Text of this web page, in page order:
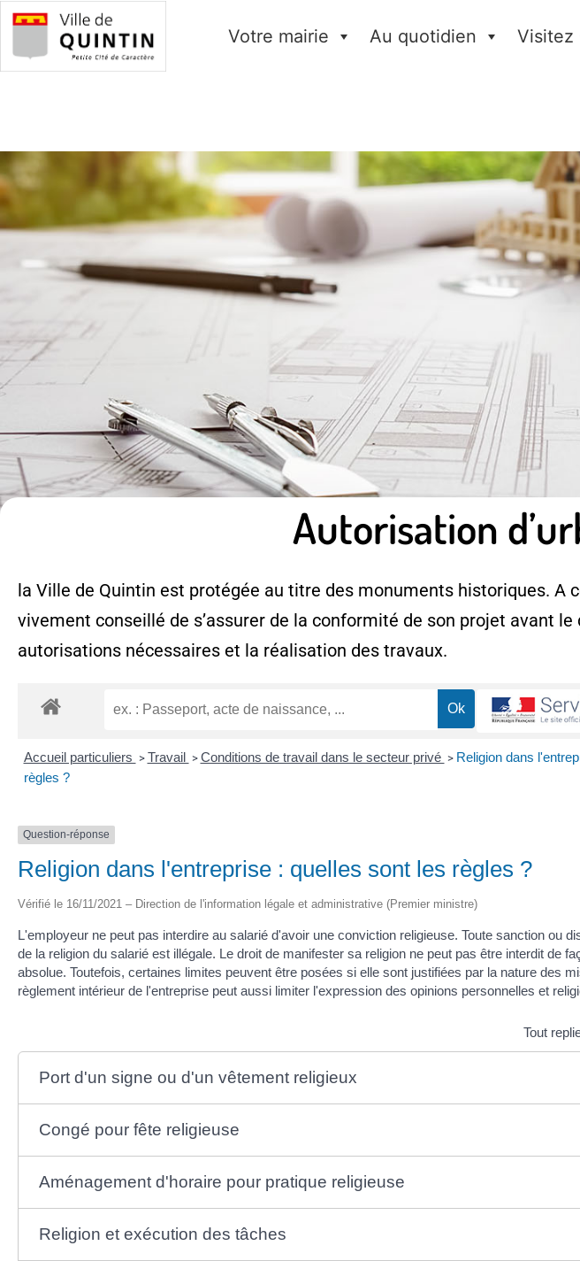
Votre mairie Au quotidien Visitez
Autorisation
la Ville de Quintin est protégée au titre des monuments historiques. A
vivement conseillé de s’assurer de la conformité de son projet avant le
autorisations nécessaires et la réalisation des travaux.
Accueil particuliers > Travail > Conditions de travail dans le secteur privé > Religion dans
règles ?
Question-réponse
Religion dans l'entreprise : quelles sont les règles ?
Vérifié le 16/11/2021 – Direction de l'information légale et administrative (Premier ministre)
L'employeur ne peut pas interdire au salarié d'avoir une conviction religieuse. Toute sanction ou
de la religion du salarié est illégale. Le droit de manifester sa religion ne peut pas être interdit de
absolue. Toutefois, certaines limites peuvent être posées si elle sont justifiées par la nature des
règlement intérieur de l'entreprise peut aussi limiter l'expression des opinions personnelles et
Tout
Port d'un signe ou d'un vêtement religieux
Congé pour fête religieuse
Aménagement d'horaire pour pratique religieuse
Religion et exécution des tâches